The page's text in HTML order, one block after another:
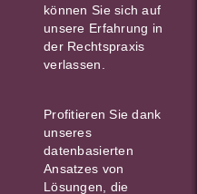
können Sie sich auf
unsere Erfahrung in
der Rechtspraxis
verlassen.
Profitieren Sie dank
unseres
datenbasierten
Ansatzes von
Lösungen, die